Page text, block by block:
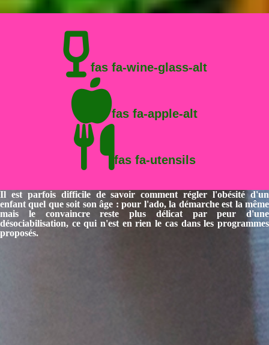
fas fa-wine-glass-alt
fas fa-apple-alt
fas fa-utensils
Il est parfois difficile de savoir comment régler l'obésité d'un
enfant quel que soit son âge : pour l'ado, la démarche est la même
mais le convaincre reste plus délicat par peur d'une
désociabilisation, ce qui n'est en rien le cas dans les programmes
proposés.